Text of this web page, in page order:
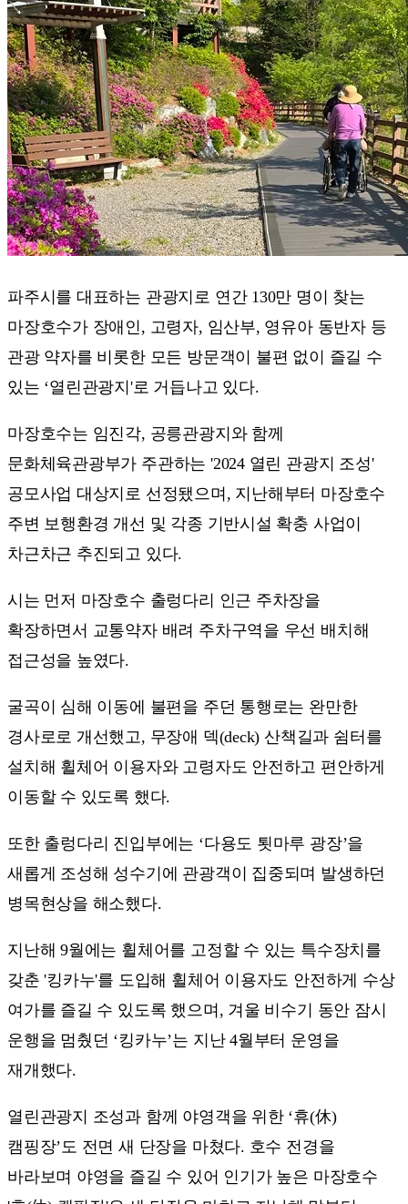
파주시를 대표하는 관광지로 연간 130만 명이 찾는
마장호수가 장애인, 고령자, 임산부, 영유아 동반자 등
관광 약자를 비롯한 모든 방문객이 불편 없이 즐길 수
있는 ‘열린관광지'로 거듭나고 있다.
마장호수는 임진각, 공릉관광지와 함께
문화체육관광부가 주관하는 '2024 열린 관광지 조성'
공모사업 대상지로 선정됐으며, 지난해부터 마장호수
주변 보행환경 개선 및 각종 기반시설 확충 사업이
차근차근 추진되고 있다.
시는 먼저 마장호수 출렁다리 인근 주차장을
확장하면서 교통약자 배려 주차구역을 우선 배치해
접근성을 높였다.
굴곡이 심해 이동에 불편을 주던 통행로는 완만한
경사로로 개선했고, 무장애 덱(deck) 산책길과 쉼터를
설치해 휠체어 이용자와 고령자도 안전하고 편안하게
이동할 수 있도록 했다.
또한 출렁다리 진입부에는 ‘다용도 툇마루 광장’을
새롭게 조성해 성수기에 관광객이 집중되며 발생하던
병목현상을 해소했다.
지난해 9월에는 휠체어를 고정할 수 있는 특수장치를
갖춘 '킹카누'를 도입해 휠체어 이용자도 안전하게 수상
여가를 즐길 수 있도록 했으며, 겨울 비수기 동안 잠시
운행을 멈췄던 ‘킹카누’는 지난 4월부터 운영을
재개했다.
열린관광지 조성과 함께 야영객을 위한 ‘휴(休)
캠핑장’도 전면 새 단장을 마쳤다. 호수 전경을
바라보며 야영을 즐길 수 있어 인기가 높은 마장호수